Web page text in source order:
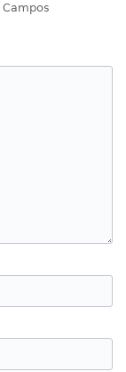
Campos